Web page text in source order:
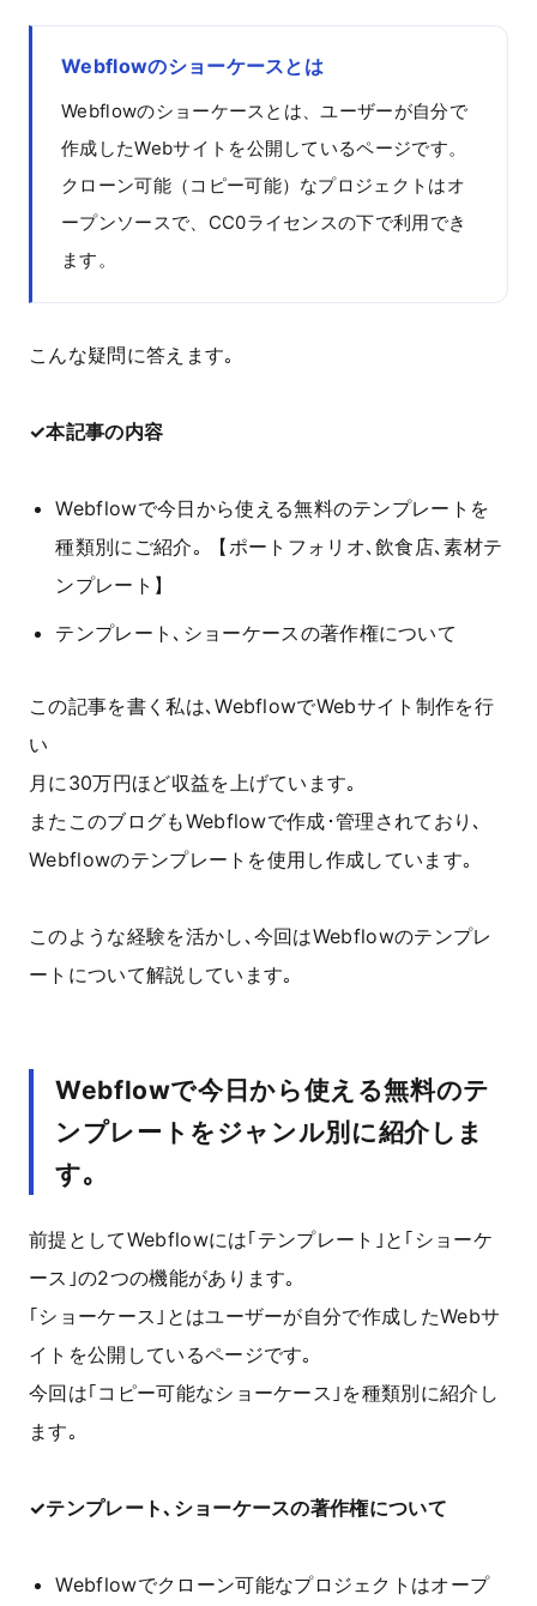
Webflowのショーケースとは
Webflowのショーケースとは、ユーザーが自分で
作成したWebサイトを公開しているページです。
クローン可能（コピー可能）なプロジェクトはオ
ープンソースで、CC0ライセンスの下で利用でき
ます。
こんな疑問に答えます｡
✓本記事の内容
Webflowで今日から使える無料のテンプレートを
種類別にご紹介｡ 【ポートフォリオ､飲食店､素材テ
ンプレート】
テンプレート､ショーケースの著作権について
この記事を書く私は､WebflowでWebサイト制作を行
い
月に30万円ほど収益を上げています｡
またこのブログもWebflowで作成･管理されており､
Webflowのテンプレートを使用し作成しています｡
このような経験を活かし､今回はWebflowのテンプレ
ートについて解説しています｡
Webflowで今日から使える無料のテ
ンプレートをジャンル別に紹介しま
す｡
前提としてWebflowには｢テンプレート｣と｢ショーケ
ース｣の2つの機能があります｡
｢ショーケース｣とはユーザーが自分で作成したWebサ
イトを公開しているページです｡
今回は｢コピー可能なショーケース｣を種類別に紹介し
ます｡
✓テンプレート､ショーケースの著作権について
Webflowでクローン可能なプロジェクトはオープ